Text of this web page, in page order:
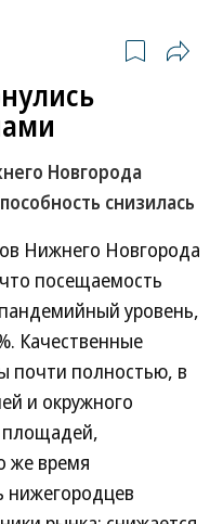
Новгорода
снизилась
Нижнего Новгорода
посещаемость
уровень,
Качественные
почти полностью, в
и окружного
площадей,
же время
нижегородцев